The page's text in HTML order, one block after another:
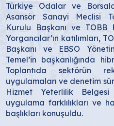
Türkiye Odalar ve
Asansör Sanayi Meclisi
Kurulu Başkanı ve TOBB
Yorgancılar’ın katılımları,
Başkanı ve EBSO
Temel’in başkanlığında
Toplantıda sektörün
uygulamaları ve denetim
Hizmet Yeterlilik
uygulama farklılıkları ve
başlıkları konuşuldu.